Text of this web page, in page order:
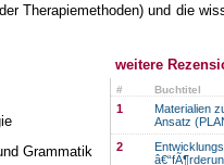
Therapiemethoden) und die
weitere
# Buchtitel
1
Materialien
Ansatz
2
Grammatik